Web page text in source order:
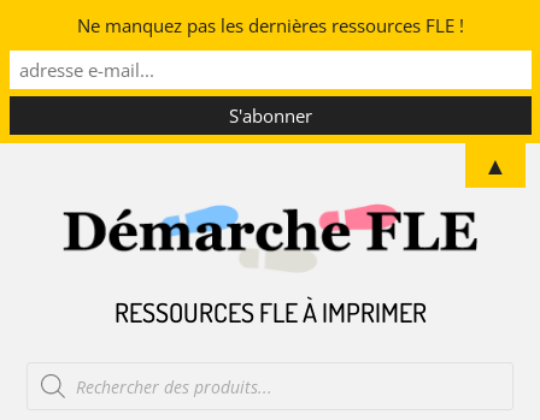
RESSOURCES FLE À IMPRIMER
Recherche
de
produits
Ne manquez pas les dernières ressources FLE !
▲